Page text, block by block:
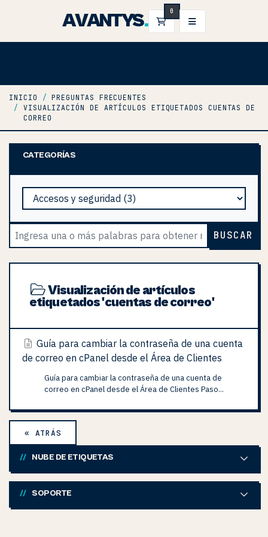
AVANTYS. 0
CARRO DE PEDIDOS
INICIO
PREGUNTAS FRECUENTES
VISUALIZACIÓN DE ARTÍCULOS ETIQUETADOS CUENTAS DE
CORREO
CATEGORÍAS
BUSCAR
Visualización de artículos
etiquetados 'cuentas de correo'
Guía para cambiar la contraseña de una cuenta
de correo en cPanel desde el Área de Clientes
Guía para cambiar la contraseña de una cuenta de
correo en cPanel desde el Área de Clientes Paso...
« ATRÁS
NUBE DE ETIQUETAS
SOPORTE